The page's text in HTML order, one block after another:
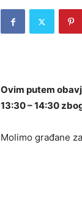
Ovim putem
13:30 – 14:30
Molimo građane